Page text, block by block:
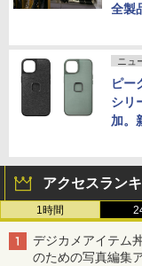
全製
ニュ
ピー
シリ
加。
アクセスラン
1時間
デジカメアイテム
のための写真編集